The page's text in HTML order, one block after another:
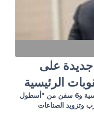
على
الرئيسية
العقوبات تشمل 19 كياناً بينها 6 بنوك روسية و6 سفن من "أسطول
وتزويد الصناعات